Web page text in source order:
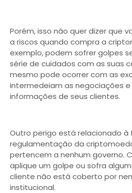
Porém, isso não quer dizer que
a riscos quando compra a
exemplo, podem sofrer golpes
série de cuidados com as suas
mesmo pode ocorrer com as
intermedeiam as negociações
informações de seus clientes.
Outro perigo está relacionado à
regulamentação da
pertencem a nenhum governo.
aplique um golpe ou sofra
cliente não está coberto por
institucional.